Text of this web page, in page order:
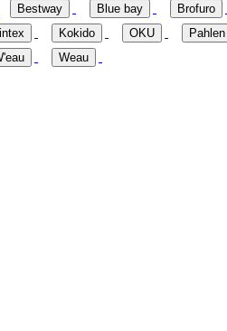
Bestway Blue bay
Brofuro
intex Kokido OKU
Pahlen
Weau